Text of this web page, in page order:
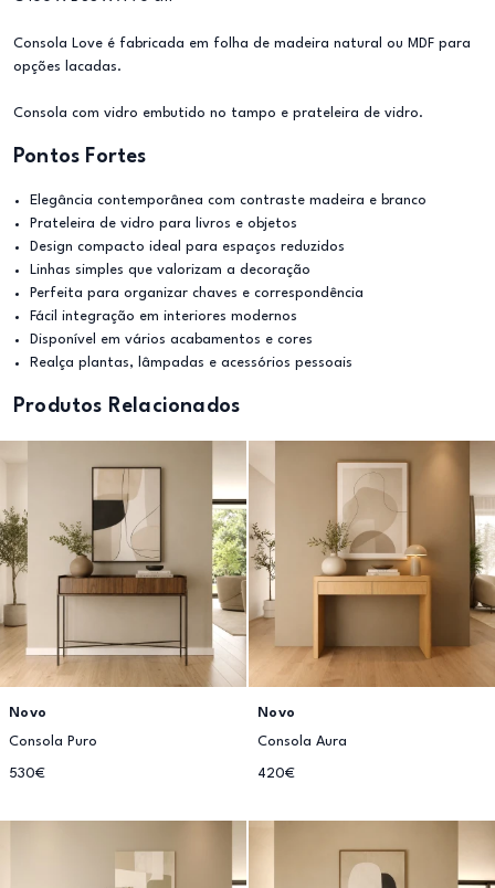
Consola Love é fabricada em folha de madeira natural ou MDF para
opções lacadas.
Consola com vidro embutido no tampo e prateleira de vidro.
Pontos Fortes
Elegância contemporânea com contraste madeira e branco
Prateleira de vidro para livros e objetos
Design compacto ideal para espaços reduzidos
Linhas simples que valorizam a decoração
Perfeita para organizar chaves e correspondência
Fácil integração em interiores modernos
Disponível em vários acabamentos e cores
Realça plantas, lâmpadas e acessórios pessoais
Produtos Relacionados
Novo
Consola Puro
530€
Novo
Consola Aura
420€